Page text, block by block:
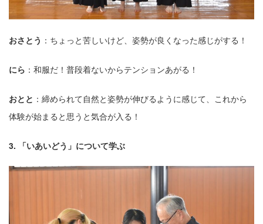
おさとう ：ちょっと苦しいけど、姿勢が良くなった感じがする！
にら ：和服だ！普段着ないからテンションあがる！
おとと ：締められて⾃然と姿勢が伸びるように感じて、これから
体験が始まると思うと気合が⼊る！
3. 「いあいどう」について学ぶ